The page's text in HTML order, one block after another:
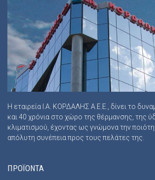
Η εταιρεία Ι.Α. ΚΟΡΔΑΛΗΣ Α.Ε.Ε., δίνει το
και 40 χρόνια στο χώρο της θέρμανσης, της
κλιματισμού, έχοντας ως γνώμονα την
απόλυτη συνέπεια προς τους πελάτες της.
ΠΡΟΪΟΝΤΑ